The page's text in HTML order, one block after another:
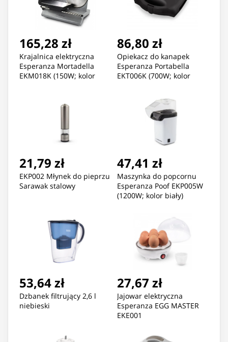
165,28 zł
Krajalnica elektryczna
Esperanza Mortadella
EKM018K (150W; kolor
86,80 zł
Opiekacz do kanapek
Esperanza Portabella
EKT006K (700W; kolor
21,79 zł
EKP002 Młynek do pieprzu
Sarawak stalowy
47,41 zł
Maszynka do popcornu
Esperanza Poof EKP005W
(1200W; kolor biały)
53,64 zł
Dzbanek filtrujący 2,6 l
niebieski
27,67 zł
Jajowar elektryczna
Esperanza EGG MASTER
EKE001